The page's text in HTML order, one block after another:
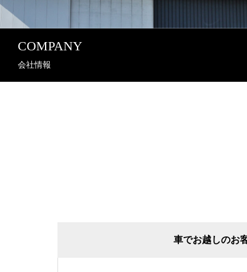
COMPANY
会社情報
車でお越しのお